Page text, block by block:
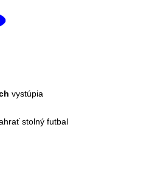
vystúpia
stolný futbal